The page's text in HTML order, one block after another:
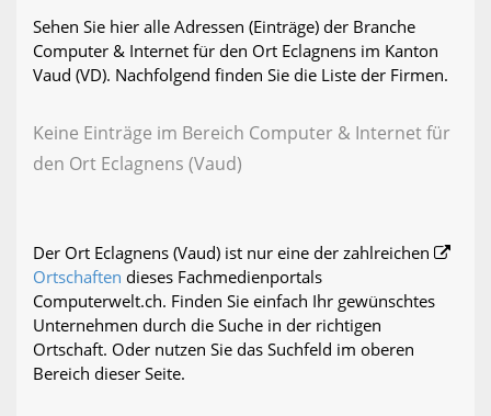
Sehen Sie hier alle Adressen (Einträge) der Branche
Computer & Internet für den Ort Eclagnens im Kanton
Vaud (VD). Nachfolgend finden Sie die Liste der Firmen.
Keine Einträge im Bereich Computer & Internet für
den Ort Eclagnens (Vaud)
Der Ort Eclagnens (Vaud) ist nur eine der zahlreichen
Ortschaften dieses Fachmedienportals
Computerwelt.ch. Finden Sie einfach Ihr gewünschtes
Unternehmen durch die Suche in der richtigen
Ortschaft. Oder nutzen Sie das Suchfeld im oberen
Bereich dieser Seite.